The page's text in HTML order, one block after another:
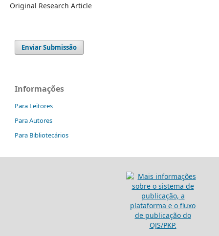
Original Research Article
Enviar Submissão
Informações
Para Leitores
Para Autores
Para Bibliotecários